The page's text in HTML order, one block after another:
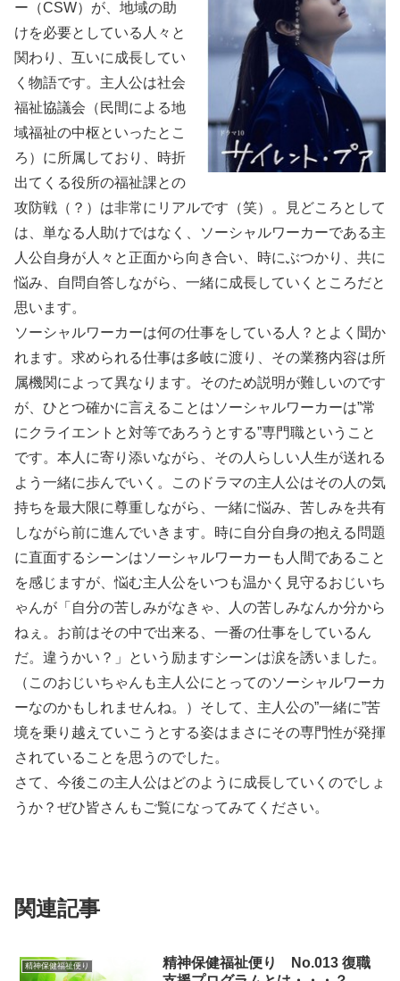
ー（CSW）が、地域の助
けを必要としている人々と
関わり、互いに成長してい
く物語です。主人公は社会
福祉協議会（民間による地
域福祉の中枢といったとこ
ろ）に所属しており、時折
出てくる役所の福祉課との
攻防戦（？）は非常にリアルです（笑）。見どころとして
は、単なる人助けではなく、ソーシャルワーカーである主
人公自身が人々と正面から向き合い、時にぶつかり、共に
悩み、自問自答しながら、一緒に成長していくところだと
思います。
ソーシャルワーカーは何の仕事をしている人？とよく聞か
れます。求められる仕事は多岐に渡り、その業務内容は所
属機関によって異なります。そのため説明が難しいのです
が、ひとつ確かに言えることはソーシャルワーカーは”常
にクライエントと対等であろうとする”専門職ということ
です。本人に寄り添いながら、その人らしい人生が送れる
よう一緒に歩んでいく。このドラマの主人公はその人の気
持ちを最大限に尊重しながら、一緒に悩み、苦しみを共有
しながら前に進んでいきます。時に自分自身の抱える問題
に直面するシーンはソーシャルワーカーも人間であること
を感じますが、悩む主人公をいつも温かく見守るおじいち
ゃんが「自分の苦しみがなきゃ、人の苦しみなんか分から
ねぇ。お前はその中で出来る、一番の仕事をしているん
だ。違うかい？」という励ますシーンは涙を誘いました。
（このおじいちゃんも主人公にとってのソーシャルワーカ
ーなのかもしれませんね。）そして、主人公の”一緒に”苦
境を乗り越えていこうとする姿はまさにその専門性が発揮
されていることを思うのでした。
さて、今後この主人公はどのように成長していくのでしょ
うか？ぜひ皆さんもご覧になってみてください。
関連記事
精神保健福祉便り
精神保健福祉便り No.013 復職